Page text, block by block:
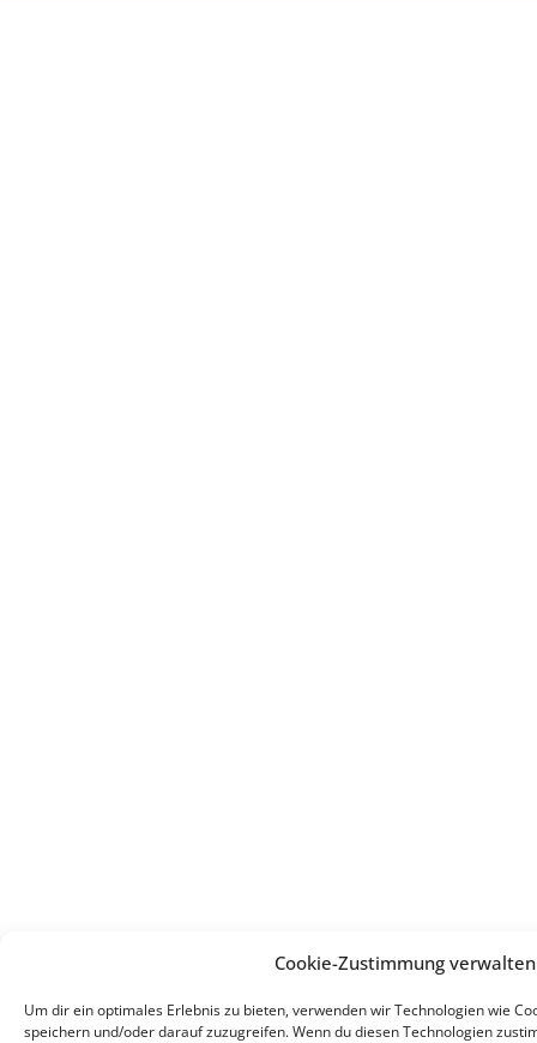
Cookie-Zustimmung verwalten
Um dir ein optimales Erlebnis zu bieten, verwenden wir Technologien wie
speichern und/oder darauf zuzugreifen. Wenn du diesen Technologien